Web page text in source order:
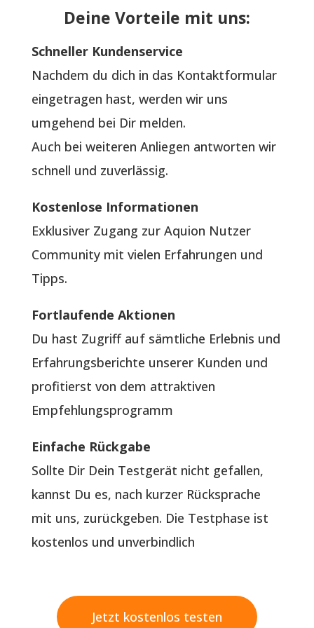
Deine Vorteile mit uns:
Schneller Kundenservice
Nachdem du dich in das Kontaktformular
eingetragen hast, werden wir uns
umgehend bei Dir melden.
Auch bei weiteren Anliegen antworten wir
schnell und zuverlässig.
Kostenlose Informationen
Exklusiver Zugang zur Aquion Nutzer
Community mit vielen Erfahrungen und
Tipps.
Fortlaufende Aktionen
Du hast Zugriff auf sämtliche Erlebnis und
Erfahrungsberichte unserer Kunden und
profitierst von dem attraktiven
Empfehlungsprogramm
Einfache Rückgabe
Sollte Dir Dein Testgerät nicht gefallen,
kannst Du es, nach kurzer Rücksprache
mit uns, zurückgeben. Die Testphase ist
kostenlos und unverbindlich
Jetzt kostenlos testen